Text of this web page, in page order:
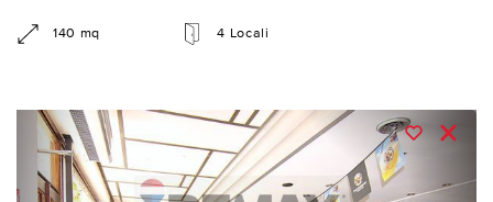
140 mq 4 Locali